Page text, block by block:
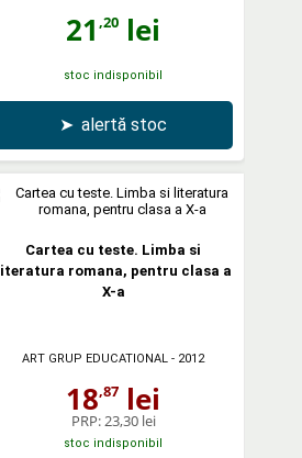
21 ,20 lei
stoc indisponibil
➤ alertă stoc
Cartea cu teste. Limba si
literatura romana, pentru clasa a
X-a
ART GRUP EDUCATIONAL - 2012
18,87 lei
PRP:23,30 lei
stoc indisponibil